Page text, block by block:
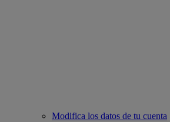
Modifica los datos de tu cuenta